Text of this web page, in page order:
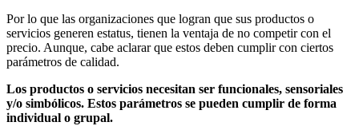
Por lo que las organizaciones que logran que sus productos o
servicios generen estatus, tienen la ventaja de no competir con el
precio. Aunque, cabe aclarar que estos deben cumplir con ciertos
parámetros de calidad.
Los productos o servicios necesitan ser funcionales, sensoriales
y/o simbólicos. Estos parámetros se pueden cumplir de forma
individual o grupal.